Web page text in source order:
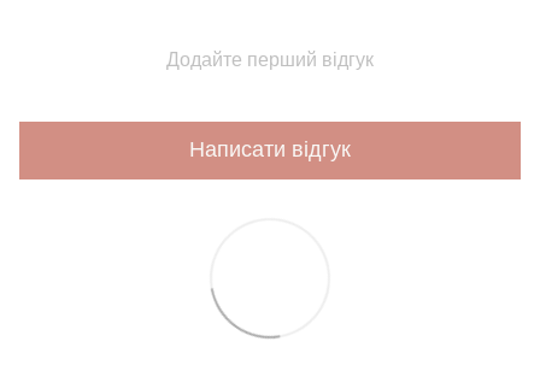
Додайте перший відгук
Написати відгук